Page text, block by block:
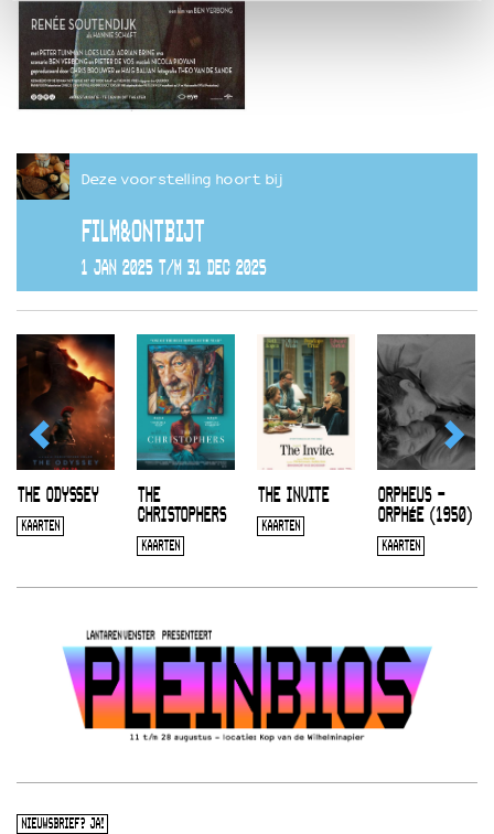
Deze voorstelling hoort bij
FILM&ONTBIJT
1 JAN 2025 T/M 31 DEC 2025
THE ODYSSEY
KAARTEN
THE
CHRISTOPHERS
KAARTEN
THE INVITE
KAARTEN
ORPHEUS –
ORPHÉE (1950)
KAARTEN
NIEUWSBRIEF? JA!